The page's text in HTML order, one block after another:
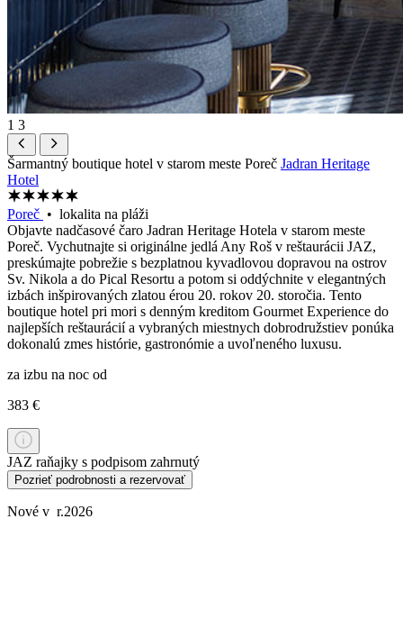
1 3
Šarmantný boutique hotel v starom meste Poreč Jadran Heritage
Hotel
Poreč • lokalita na pláži
Objavte nadčasové čaro Jadran Heritage Hotela v starom meste
Poreč. Vychutnajte si originálne jedlá Any Roš v reštaurácii JAZ,
preskúmajte pobrežie s bezplatnou kyvadlovou dopravou na ostrov
Sv. Nikola a do Pical Resortu a potom si oddýchnite v elegantných
izbách inšpirovaných zlatou érou 20. rokov 20. storočia. Tento
boutique hotel pri mori s denným kreditom Gourmet Experience do
najlepších reštaurácií a vybraných miestnych dobrodružstiev ponúka
dokonalú zmes histórie, gastronómie a uvoľneného luxusu.
za izbu na noc od
383 €
JAZ raňajky s podpisom zahrnutý
Pozrieť podrobnosti a rezervovať
Nové v r.2026